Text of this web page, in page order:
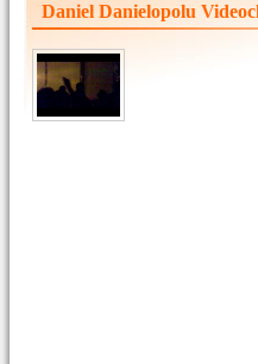
Daniel Danielopolu